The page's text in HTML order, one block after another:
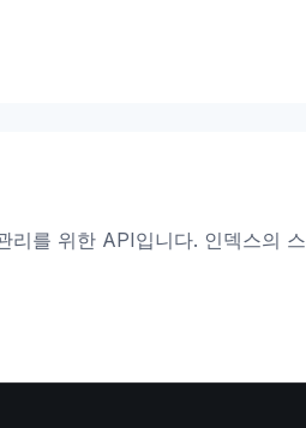
를 위한 API입니다. 인덱스의